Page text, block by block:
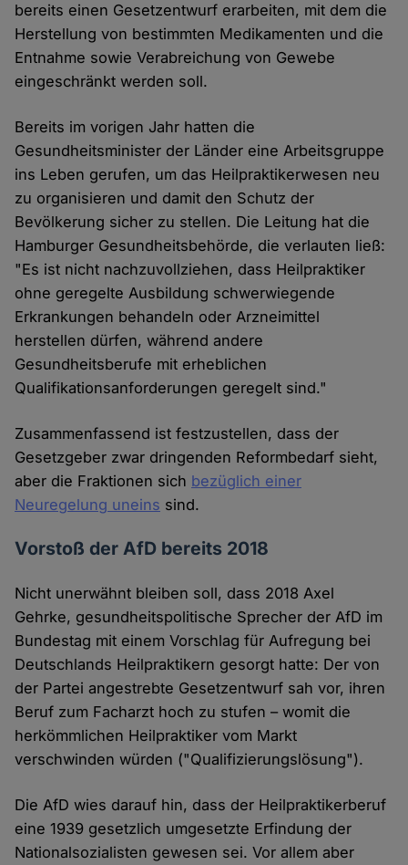
bereits einen Gesetzentwurf erarbeiten, mit dem die
Herstellung von bestimmten Medikamenten und die
Entnahme sowie Verabreichung von Gewebe
eingeschränkt werden soll.
Bereits im vorigen Jahr hatten die
Gesundheitsminister der Länder eine Arbeitsgruppe
ins Leben gerufen, um das Heilpraktikerwesen neu
zu organisieren und damit den Schutz der
Bevölkerung sicher zu stellen. Die Leitung hat die
Hamburger Gesundheitsbehörde, die verlauten ließ:
"Es ist nicht nachzuvollziehen, dass Heilpraktiker
ohne geregelte Ausbildung schwerwiegende
Erkrankungen behandeln oder Arzneimittel
herstellen dürfen, während andere
Gesundheitsberufe mit erheblichen
Qualifikationsanforderungen geregelt sind."
Zusammenfassend ist festzustellen, dass der
Gesetzgeber zwar dringenden Reformbedarf sieht,
aber die Fraktionen sich bezüglich einer
Neuregelung uneins sind.
Vorstoß der AfD bereits 2018
Nicht unerwähnt bleiben soll, dass 2018 Axel
Gehrke, gesundheitspolitische Sprecher der AfD im
Bundestag mit einem Vorschlag für Aufregung bei
Deutschlands Heilpraktikern gesorgt hatte: Der von
der Partei angestrebte Gesetzentwurf sah vor, ihren
Beruf zum Facharzt hoch zu stufen – womit die
herkömmlichen Heilpraktiker vom Markt
verschwinden würden ("Qualifizierungslösung").
Die AfD wies darauf hin, dass der Heilpraktikerberuf
eine 1939 gesetzlich umgesetzte Erfindung der
Nationalsozialisten gewesen sei. Vor allem aber